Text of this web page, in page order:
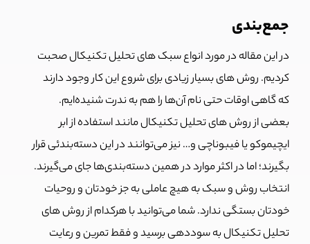
جمع‌بندی
در این مقاله در مورد انواع سبک های تحلیل تکنیکال صحبت
کردیم. روش های بسیار زیادی برای شروع این کار وجود دارند
که گاهی اوقات حتی نام آن‌ها را هم به ندرت شنیده‌ایم.
بعضی از روش های تحلیل تکنیکال مانند استفاده از ابر
ایچیموکو یا فیبوناچی و… نیز می‌توانند در این دسته‌بندئی قرار
بگیرند؛ اما در اکثر موارد در همین دسته‌بندی‌ها جای می‌گیرند.
انتخاب روش و سبک به هیچ عاملی به جز خودتان و روحیات
خودتان بستگی ندارد. شما می‌توانید با هرکدام از روش های
تحلیل تکنیکال به سود‌دهی برسید و فقط تمرین و رعایت